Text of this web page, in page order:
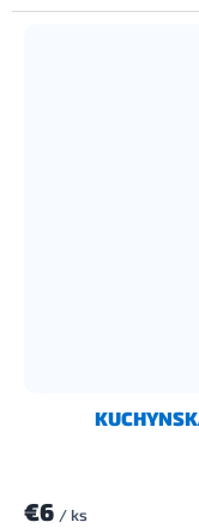
€6 / ks